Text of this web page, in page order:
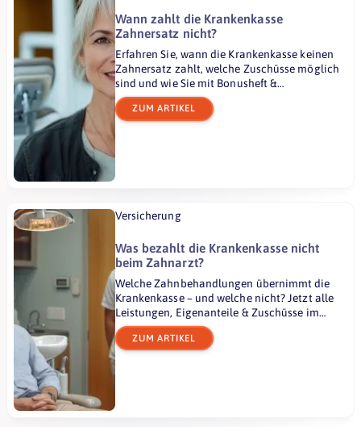
Wann zahlt die Krankenkasse
Zahnersatz nicht?
Erfahren Sie, wann die Krankenkasse keinen
Zahnersatz zahlt, welche Zuschüsse möglich
sind und wie Sie mit Bonusheft &
Zusatzversicherung sparen.
ZUM ARTIKEL
Versicherung
Was bezahlt die Krankenkasse nicht
beim Zahnarzt?
Welche Zahnbehandlungen übernimmt die
Krankenkasse – und welche nicht? Jetzt alle
Leistungen, Eigenanteile & Zuschüsse im
Überblick lesen.
ZUM ARTIKEL